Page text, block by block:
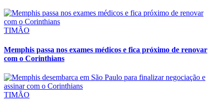
TIMÃO
Memphis passa nos exames médicos e fica próximo de renovar
com o Corinthians
TIMÃO